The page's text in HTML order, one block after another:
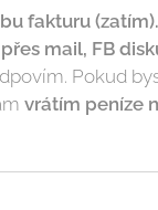
fakturu
mail, FB
Pokud
vrátím peníze